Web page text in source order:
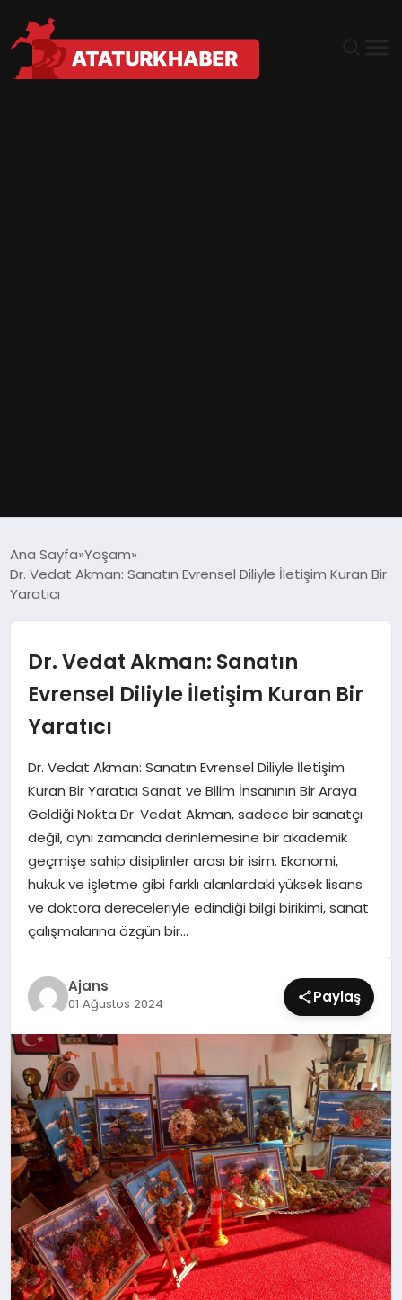
DÜNYA
MAGAZIN
SAĞLIK
SIYASET
SPOR
TEKNOLOJI
Ana Sayfa Yaşam
Dr. Vedat Akman: Sanatın Evrensel Diliyle İletişim Kuran Bir
Yaratıcı
Dr. Vedat Akman: Sanatın
Evrensel Diliyle İletişim Kuran Bir
Yaratıcı
Dr. Vedat Akman: Sanatın Evrensel Diliyle İletişim
Kuran Bir Yaratıcı Sanat ve Bilim İnsanının Bir Araya
Geldiği Nokta Dr. Vedat Akman, sadece bir sanatçı
değil, aynı zamanda derinlemesine bir akademik
geçmişe sahip disiplinler arası bir isim. Ekonomi,
hukuk ve işletme gibi farklı alanlardaki yüksek lisans
ve doktora dereceleriyle edindiği bilgi birikimi, sanat
çalışmalarına özgün bir…
Ajans
01 Ağustos 2024 Paylaş